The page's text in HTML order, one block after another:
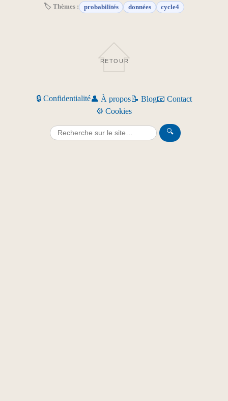
🏷 Thèmes : probabilités données cycle4
RETOUR
🔒 Confidentialité👤 À propos📝 Blog📧 Contact
⚙️ Cookies
🔍